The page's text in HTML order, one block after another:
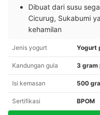
Dibuat dari susu
Cicurug, Sukabumi
kehamilan
Jenis yogurt Yogurt
Kandungan gula 3 gram
Isi kemasan 500
Sertifikasi BPOM